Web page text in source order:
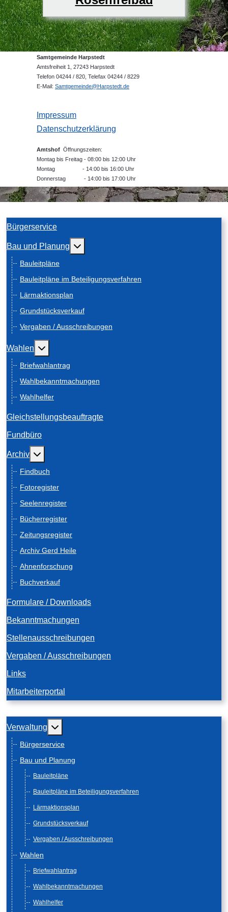
Samtgemeinde Harpstedt
Amtsfreiheit 1, 27243 Harpstedt
Telefon 04244 / 820, Telefax 04244 / 8229
E-Mail: Samtgemeinde@Harpstedt.de
Impressum
Datenschutzerklärung
Amtshof Öffnungszeiten:
Montag bis Freitag - 08:00 bis 12:00 Uhr
Montag - 14:00 bis 16:00 Uhr
Donnerstag - 14:00 bis 17:00 Uhr
Bürgerservice
Bau und Planung Weitere Informationen: Bau und Planung
Bauleitpläne
Bauleitpläne im Beteiligungsverfahren
Lärmaktionsplan
Grundstücksverkauf
Vergaben / Ausschreibungen
Wahlen Weitere Informationen: Wahlen
Briefwahlantrag
Wahlbekanntmachungen
Wahlhelfer
Gleichstellungsbeauftragte
Fundbüro
Archiv Weitere Informationen: Archiv
Findbuch
Fotoregister
Seelenregister
Bücherregister
Zeitungsregister
Archiv Gerd Heile
Ahnenforschung
Buchverkauf
Formulare / Downloads
Bekanntmachungen
Stellenausschreibungen
Vergaben / Ausschreibungen
Links
Mitarbeiterportal
Verwaltung Weitere Informationen: Verwaltung
Bürgerservice
Bau und Planung
Bauleitpläne
Bauleitpläne im Beteiligungsverfahren
Lärmaktionsplan
Grundstücksverkauf
Vergaben / Ausschreibungen
Wahlen
Briefwahlantrag
Wahlbekanntmachungen
Wahlhelfer